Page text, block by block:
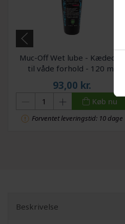
Muc-Off Wet lube - Kædeolie
til våde forhold - 120 ml
93,00 kr.
Køb nu
Forventet leveringstid: 10 dage
Beskrivelse